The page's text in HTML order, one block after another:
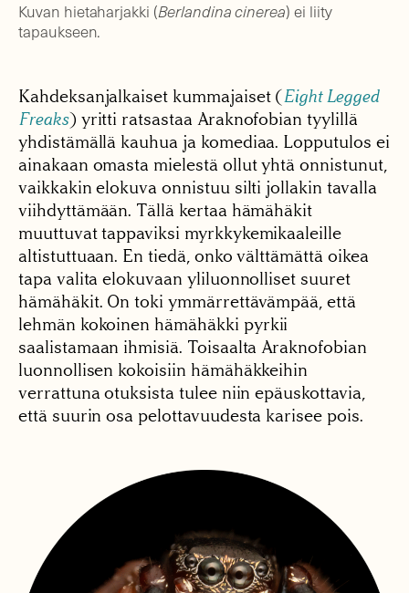
Kuvan hietaharjakki (Berlandina cinerea) ei liity
tapaukseen.
Kahdeksanjalkaiset kummajaiset (Eight Legged
Freaks) yritti ratsastaa Araknofobian tyylillä
yhdistämällä kauhua ja komediaa. Lopputulos ei
ainakaan omasta mielestä ollut yhtä onnistunut,
vaikkakin elokuva onnistuu silti jollakin tavalla
viihdyttämään. Tällä kertaa hämähäkit
muuttuvat tappaviksi myrkkykemikaaleille
altistuttuaan. En tiedä, onko välttämättä oikea
tapa valita elokuvaan yliluonnolliset suuret
hämähäkit. On toki ymmärrettävämpää, että
lehmän kokoinen hämähäkki pyrkii
saalistamaan ihmisiä. Toisaalta Araknofobian
luonnollisen kokoisiin hämähäkkeihin
verrattuna otuksista tulee niin epäuskottavia,
että suurin osa pelottavuudesta karisee pois.